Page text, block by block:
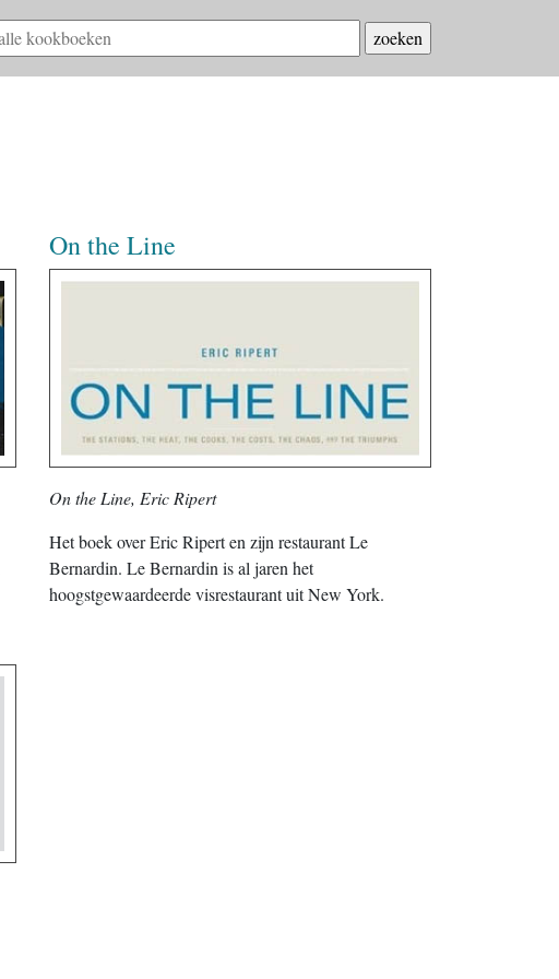
On the Line
On the Line, Eric Ripert
Het boek over Eric Ripert en zijn restaurant Le
Bernardin. Le Bernardin is al jaren het
hoogstgewaardeerde visrestaurant uit New York.